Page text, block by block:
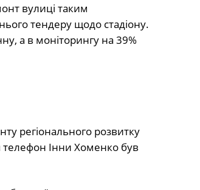
вулиці таким
тендеру щодо стадіону.
а в моніторингу на 39%
регіонального розвитку
Інни Хоменко був